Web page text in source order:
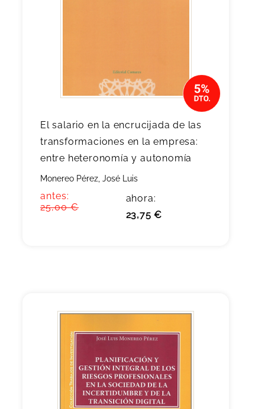
El salario en la encrucijada de las
transformaciones en la empresa:
entre heteronomía y autonomía
Monereo Pérez, José Luis
antes:
25,00 €
ahora:
23,75 €